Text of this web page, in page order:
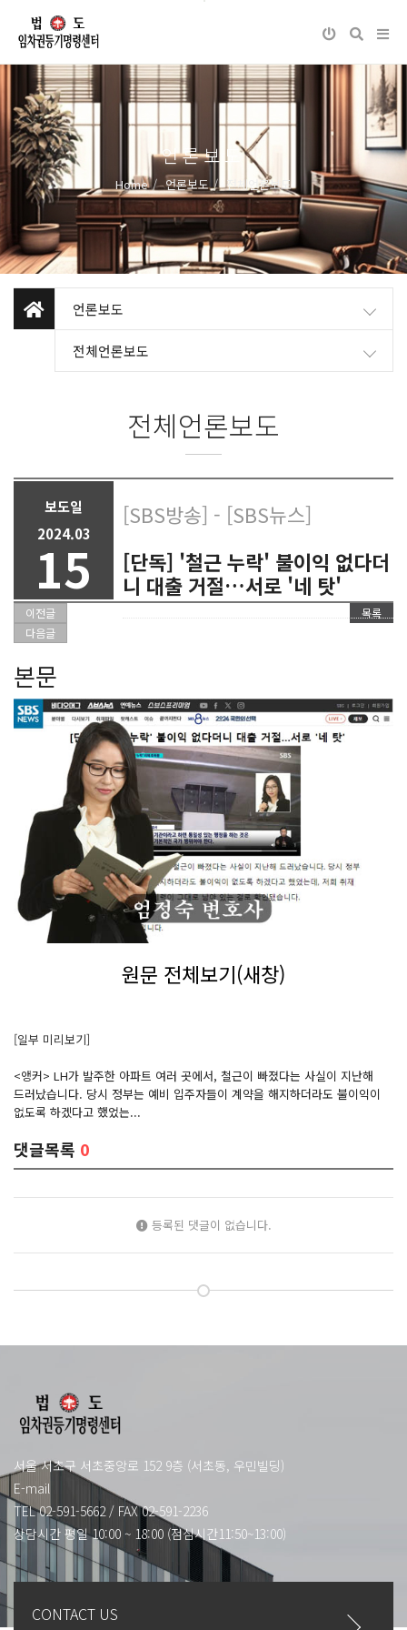
언론보도
Home 언론보도 전체언론보도
언론보도
전체언론보도
전체언론보도
보도일
2024.03
15
[SBS방송] - [SBS뉴스]
[단독] '철근 누락' 불이익 없다더
니 대출 거절…서로 '네 탓'
이전글
다음글
목록
본문
원문 전체보기(새창)
[일부 미리보기]
<앵커> LH가 발주한 아파트 여러 곳에서, 철근이 빠졌다는 사실이 지난해
드러났습니다. 당시 정부는 예비 입주자들이 계약을 해지하더라도 불이익이
없도록 하겠다고 했었는...
댓글목록 0
등록된 댓글이 없습니다.
서울 서초구 서초중앙로 152 9층 (서초동, 우민빌딩)
E-mail
TEL 02-591-5662 / FAX 02-591-2236
상담시간 평일 10:00 ~ 18:00 (점심시간11:50~13:00)
CONTACT US